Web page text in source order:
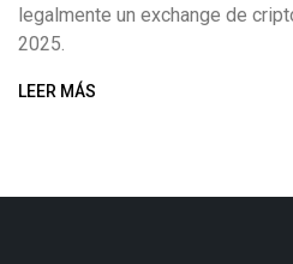
legalmente un exchange de
2025.
LEER MÁS